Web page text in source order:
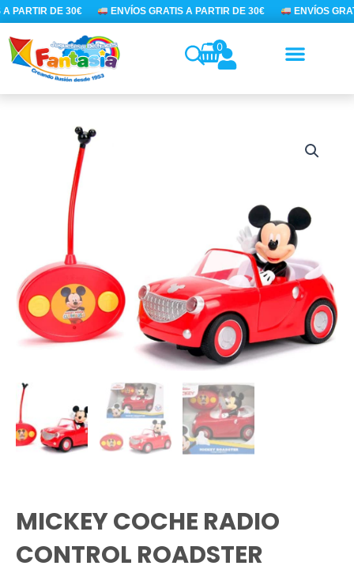
Ir
al
contenido
PARTIR DE 30€ ENVÍOS GRATIS A PARTIR DE 30€ ENVÍOS
0
MICKEY COCHE RADIO
CONTROL ROADSTER